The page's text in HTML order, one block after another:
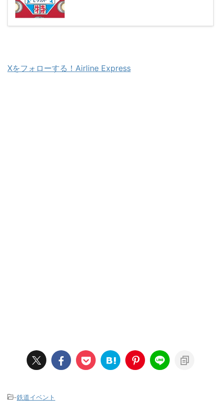
Xをフォローする！Airline Express
-鉄道イベント